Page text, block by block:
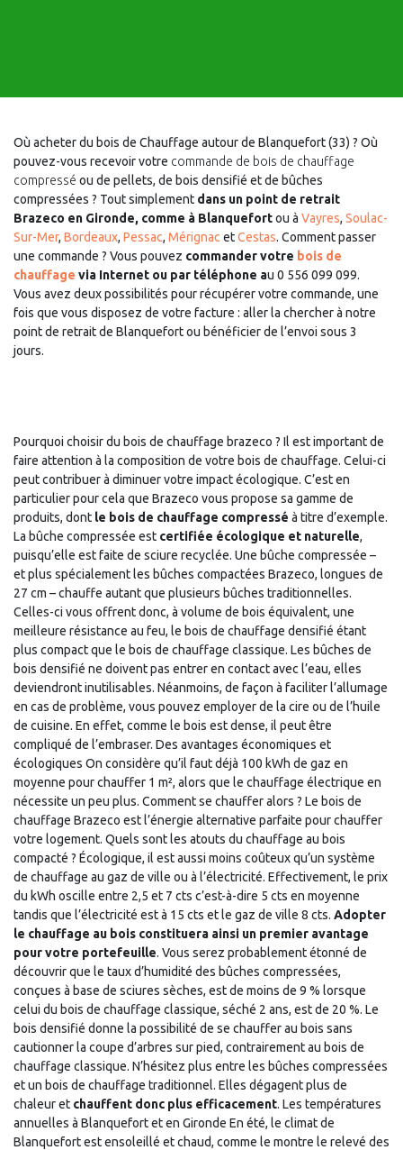
Où acheter du bois de Chauffage autour de Blanquefort (33) ? Où
pouvez-vous recevoir votre commande de bois de chauffage
compressé ou de pellets, de bois densifié et de bûches
compressées ? Tout simplement dans un point de retrait
Brazeco en Gironde, comme à Blanquefortou à Vayres, Soulac-
Sur-Mer, Bordeaux, Pessac, Mérignac etCestas. Comment passer
une commande ? Vous pouvez commander votre bois de
chauffage via Internet ou par téléphone au 0 556 099 099.
Vous avez deux possibilités pour récupérer votre commande, une
fois que vous disposez de votre facture : aller la chercher à notre
point de retrait de Blanquefort ou bénéficier de l’envoi sous 3
jours.
Pourquoi choisir du bois de chauffage brazeco ? Il est important de
faire attention à la composition de votre bois de chauffage. Celui-ci
peut contribuer à diminuer votre impact écologique. C’est en
particulier pour cela que Brazeco vous propose sa gamme de
produits, dont le bois de chauffage compressé à titre d’exemple.
La bûche compressée est certifiée écologique et naturelle,
puisqu’elle est faite de sciure recyclée. Une bûche compressée –
et plus spécialement les bûches compactées Brazeco, longues de
27 cm – chauffe autant que plusieurs bûches traditionnelles.
Celles-ci vous offrent donc, à volume de bois équivalent, une
meilleure résistance au feu, le bois de chauffage densifié étant
plus compact que le bois de chauffage classique. Les bûches de
bois densifié ne doivent pas entrer en contact avec l’eau, elles
deviendront inutilisables. Néanmoins, de façon à faciliter l’allumage
en cas de problème, vous pouvez employer de la cire ou de l’huile
de cuisine. En effet, comme le bois est dense, il peut être
compliqué de l’embraser. Des avantages économiques et
écologiques On considère qu’il faut déjà 100 kWh de gaz en
moyenne pour chauffer 1 m², alors que le chauffage électrique en
nécessite un peu plus. Comment se chauffer alors ? Le bois de
chauffage Brazeco est l’énergie alternative parfaite pour chauffer
votre logement. Quels sont les atouts du chauffage au bois
compacté ? Écologique, il est aussi moins coûteux qu’un système
de chauffage au gaz de ville ou à l’électricité. Effectivement, le prix
du kWh oscille entre 2,5 et 7 cts c’est-à-dire 5 cts en moyenne
tandis que l’électricité est à 15 cts et le gaz de ville 8 cts. Adopter
le chauffage au bois constituera ainsi un premier avantage
pour votre portefeuille. Vous serez probablement étonné de
découvrir que le taux d’humidité des bûches compressées,
conçues à base de sciures sèches, est de moins de 9 % lorsque
celui du bois de chauffage classique, séché 2 ans, est de 20 %. Le
bois densifié donne la possibilité de se chauffer au bois sans
cautionner la coupe d’arbres sur pied, contrairement au bois de
chauffage classique. N’hésitez plus entre les bûches compressées
et un bois de chauffage traditionnel. Elles dégagent plus de
chaleur et chauffent donc plus efficacement. Les températures
annuelles à Blanquefort et en Gironde En été, le climat de
Blanquefort est ensoleillé et chaud, comme le montre le relevé des